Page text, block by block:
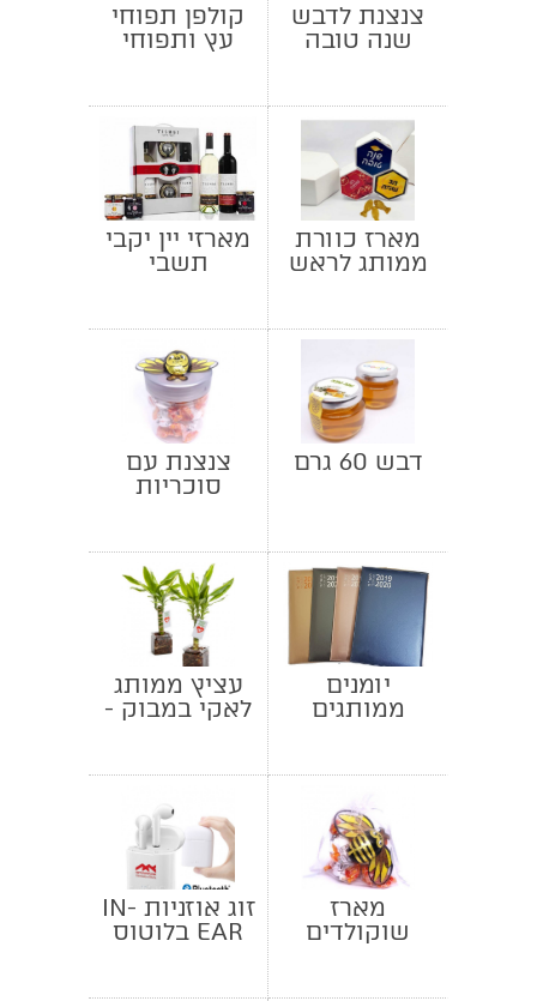
צנצנת לדבש
שנה טובה
קולפן תפוחי
עץ ותפוחי
מארז כוורת
ממותג לראש
מארזי יין יקבי
תשבי
דבש 60 גרם
צנצנת עם
סוכריות
השנה
יומנים
ממותגים
עציץ ממותג
לאקי במבוק -
מארז
שוקולדים
זוג אוזניות IN-
EAR בלוטוס